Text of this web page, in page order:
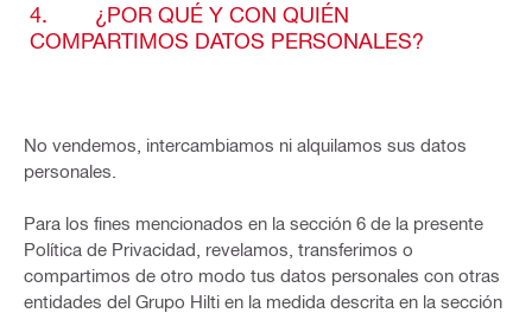
4. ¿POR QUÉ Y CON QUIÉN
COMPARTIMOS DATOS PERSONALES?
No vendemos, intercambiamos ni alquilamos sus datos
personales.
Para los fines mencionados en la sección 6 de la presente
Política de Privacidad, revelamos, transferimos o
compartimos de otro modo tus datos personales con otras
entidades del Grupo Hilti en la medida descrita en la sección